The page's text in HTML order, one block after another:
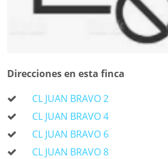
Direcciones en esta finca
CL JUAN BRAVO 2
CL JUAN BRAVO 4
CL JUAN BRAVO 6
CL JUAN BRAVO 8